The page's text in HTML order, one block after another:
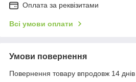
Оплата за реквізитами
Всі умови оплати
Умови повернення
Повернення товару впродовж 14